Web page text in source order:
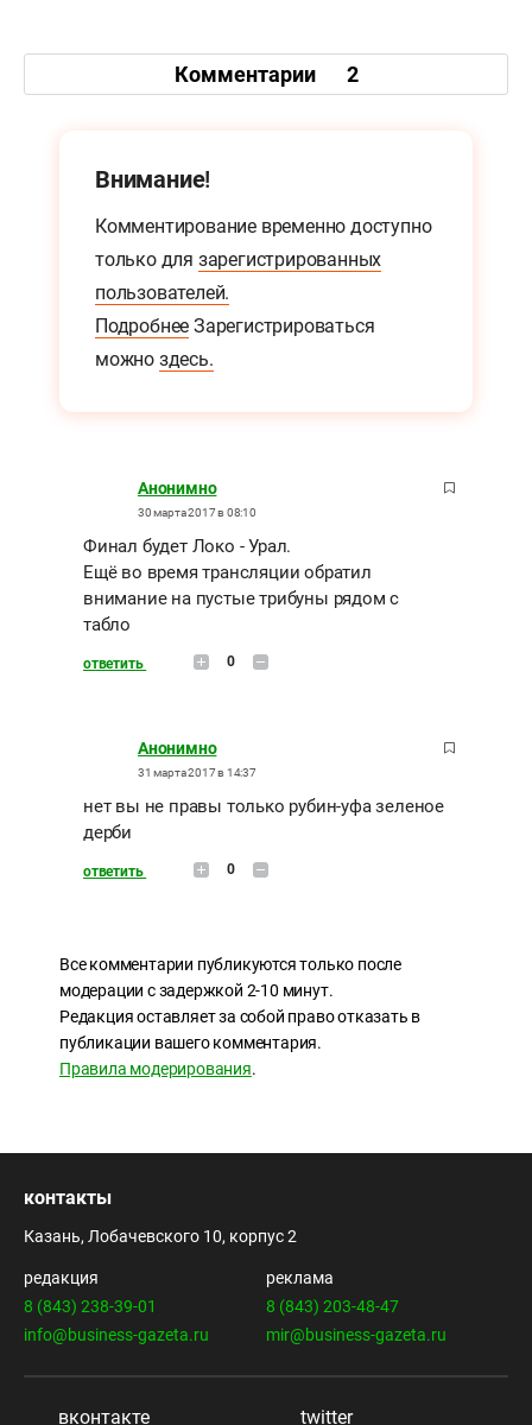
Комментарии 2
Внимание!
Комментирование временно доступно
только для зарегистрированных
пользователей.
Подробнее Зарегистрироваться
можно здесь.
Анонимно
30 марта 2017 в 08:10
Финал будет Локо - Урал.
Ещё во время трансляции обратил
внимание на пустые трибуны рядом с
табло
ответить 0
Анонимно
31 марта 2017 в 14:37
нет вы не правы только рубин-уфа зеленое
дерби
ответить 0
Все комментарии публикуются только после
модерации с задержкой 2-10 минут.
Редакция оставляет за собой право отказать в
публикации вашего комментария.
Правила модерирования.
контакты
Казань, Лобачевского 10, корпус 2
редакция
8 (843) 238-39-01
info@business-gazeta.ru
реклама
8 (843) 203-48-47
mir@business-gazeta.ru
вконтакте twitter